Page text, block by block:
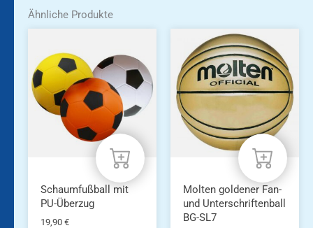
Ähnliche Produkte
Schaumfußball mit
PU-Überzug
19,90 €
Molten goldener Fan-
und Unterschriftenball
BG-SL7